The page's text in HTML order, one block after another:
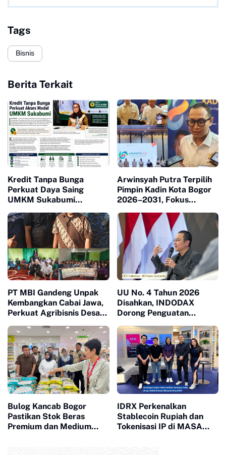
Tags
Bisnis
Berita Terkait
Kredit Tanpa Bunga
Perkuat Daya Saing
UMKM Sukabumi
Arwinsyah Putra Terpilih
Pimpin Kadin Kota Bogor
2026–2031, Fokus
Pertumbuhan Ekonomi
Daerah
PT MBI Gandeng Unpak
Kembangkan Cabai Jawa,
Perkuat Agribisnis Desa
UU No. 4 Tahun 2026
Disahkan, INDODAX
Dorong Penguatan
Kripto Indonesia
Bulog Kancab Bogor
Pastikan Stok Beras
Premium dan Medium
IDRX Perkenalkan
Stablecoin Rupiah dan
Tokenisasi IP di MASA